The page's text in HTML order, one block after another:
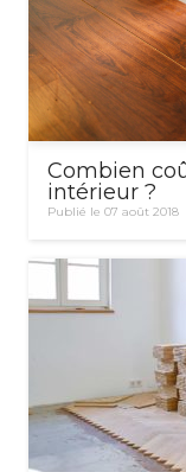
Combien
intérieur ?
Publié le 07 août 2018